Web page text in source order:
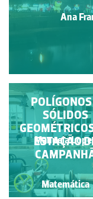
Ana
SÓLIDOS
ESTAÇÃO
Manuela
Matemática